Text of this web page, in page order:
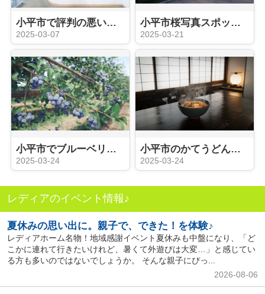
小平市で評判の悪い病院を探している？クチコミの活用法を解説
2025-03-07
小平市桜写真スポットはどこ？撮影のコツをご紹介
2025-03-21
小平市でブルーベリー狩りを楽しもう！農園訪問のポイントをご紹介
2025-03-24
小平市のかてうどん味比べを楽しもう！小平市の魅力を解説
2025-03-24
レディアのイベント情報♪
夏休みの思い出に。親子で、できた！を体験♪
レディアホーム名物！地域感謝イベント夏休みも中盤になり、「ど
こかに連れて行きたいけれど、暑くて外遊びは大変…」と感じてい
る方も多いのではないでしょうか。 そんな親子にぴっ...
2026-08-06